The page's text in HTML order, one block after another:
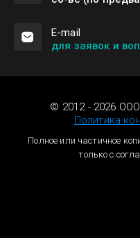
Е-mail
для заявок и
© 2012 - 2026
Политика
Полное или частичное
только с